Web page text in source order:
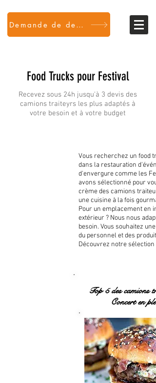
Demande de devis
Food Trucks pour Festival
Recevez sous 24h jusqu'à 3 devis des
camions traiteyrs les plus adaptés à
votre besoin et à votre budget
Vous recherchez un food
dans la restauration
d'envergure comme les
avons sélectionné pour
crème des camions
une cuisine à la fois
Pour un emplacement en
extérieur ? Nous nous
besoin. Vous souhaitez
du personnel et des
Découvrez notre sélection
Top 5 des camions
Concert en